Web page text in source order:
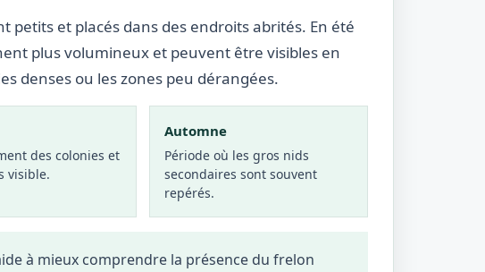
et placés dans des endroits abrités. En été
plus volumineux et peuvent être visibles en
denses ou les zones peu dérangées.
des colonies et
visible.
Automne
Période où les gros nids
secondaires sont souvent
repérés.
à mieux comprendre la présence du frelon